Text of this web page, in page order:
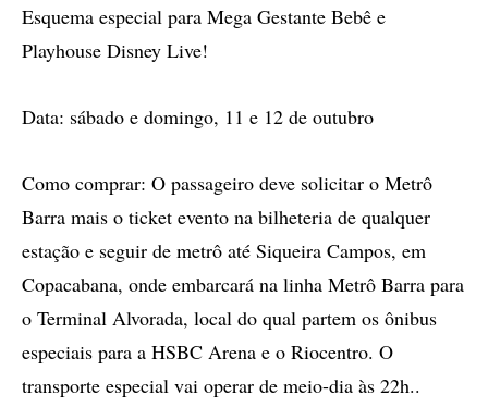
Esquema especial para Mega Gestante Bebê e
Playhouse Disney Live!
Data: sábado e domingo, 11 e 12 de outubro
Como comprar: O passageiro deve solicitar o Metrô
Barra mais o ticket evento na bilheteria de qualquer
estação e seguir de metrô até Siqueira Campos, em
Copacabana, onde embarcará na linha Metrô Barra para
o Terminal Alvorada, local do qual partem os ônibus
especiais para a HSBC Arena e o Riocentro. O
transporte especial vai operar de meio-dia às 22h..